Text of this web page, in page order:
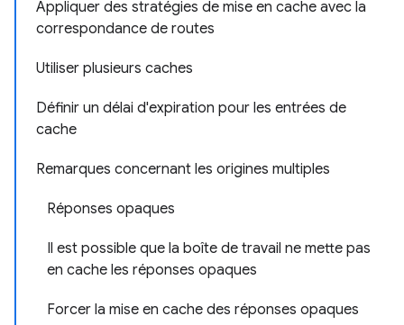
Appliquer des stratégies de mise en cache avec la
correspondance de routes
Utiliser plusieurs caches
Définir un délai d'expiration pour les entrées de
cache
Remarques concernant les origines multiples
Réponses opaques
Il est possible que la boîte de travail ne mette pas
en cache les réponses opaques
Forcer la mise en cache des réponses opaques